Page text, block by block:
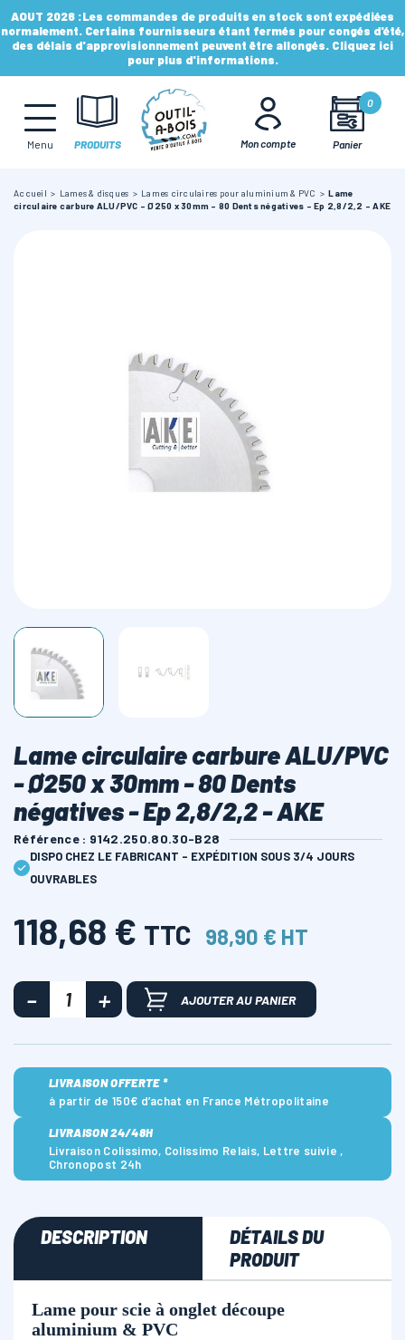
AOUT 2026 :Les commandes de produits en stock sont expédiées
normalement. Certains fournisseurs étant fermés pour congés d'été,
des délais d'approvisionnement peuvent être allongés. Cliquez ici
pour plus d'informations.
Menu PRODUITS Mon compte Panier
0
MÈCHES, FRAISES & FORETS
LAMES & DISQUES
CONSOMMABLES
FERS & PLAQUETTES
LAMES SCIES RUBAN
Accueil Lames & disques Lames circulaires pour aluminium & PVC
Lame
circulaire carbure ALU/PVC - Ø250 x 30mm - 80 Dents négatives - Ep 2,8/2,2 - AKE
Lame circulaire carbure ALU/PVC
- Ø250 x 30mm - 80 Dents
négatives - Ep 2,8/2,2 - AKE
Référence : 9142.250.80.30-B28
DISPO CHEZ LE FABRICANT - EXPÉDITION SOUS 3/4 JOURS
OUVRABLES
118,68 € TTC 98,90 € HT
AJOUTER AU PANIER
LIVRAISON OFFERTE *
à partir de 150€ d’achat en France Métropolitaine
LIVRAISON 24/48H
Livraison Colissimo, Colissimo Relais, Lettre suivie ,
Chronopost 24h
DESCRIPTION
DÉTAILS DU
PRODUIT
Lame pour scie à onglet découpe
aluminium & PVC